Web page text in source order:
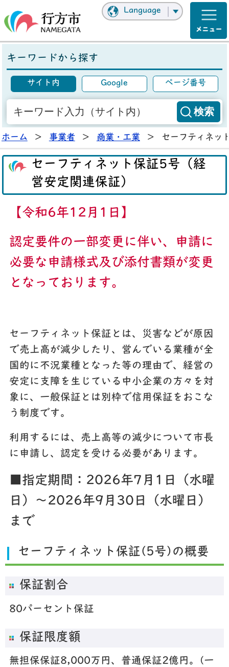
Language
キーワードから探す
サイト内 Google ページ番号
ホーム > 事業者 > 商業・工業 > セーフティネッ
セーフティネット保証5号（経
営安定関連保証）
【令和6年12月1日】
認定要件の一部変更に伴い、申請に
必要な申請様式及び添付書類が変更
となっております。
セーフティネット保証とは、災害などが原因
で売上高が減少したり、営んでいる業種が全
国的に不況業種となった等の理由で、経営の
安定に支障を生じている中小企業の方々を対
象に、一般保証とは別枠で信用保証をおこな
う制度です。
利用するには、売上高等の減少について市長
に申請し、認定を受ける必要があります。
■指定期間：2026年7月1日（水曜
日）～2026年9月 30 日（水曜日）
まで
セーフティネット保証(5号)の概要
保証割合
80パーセント保証
保証限度額
無担保保証8,000万円、普通保証2億円。(一